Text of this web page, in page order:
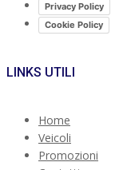
Privacy Policy
Cookie Policy
LINKS UTILI
Home
Veicoli
Promozioni